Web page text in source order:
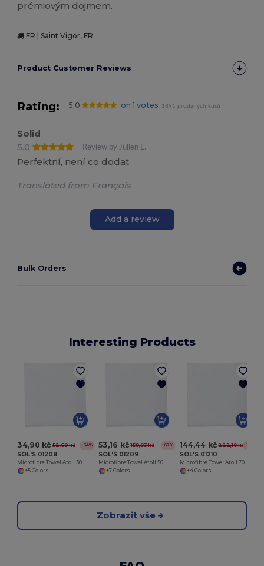
prémiovým dojmem.
FR | Saint Vigor, FR
Product Customer Reviews
Rating: 5.0 on 1 votes 1891 prodaných kusů
Solid
5.0
Review by Julien L.
Perfektní, není co dodat
Translated from Français
Add a review
Bulk Orders
Interesting Products
34,90 kč 52,69 kč -34%
SOL'S 01208
Microfibre Towel Atoll 30
+5 Colors
53,16 kč 159,93 kč -67%
SOL'S 01209
Microfibre Towel Atoll 50
+7 Colors
144,44 kč 222,10 kč-35%
SOL'S 01210
Microfibre Towel Atoll 70
+4 Colors
Zobrazit vše